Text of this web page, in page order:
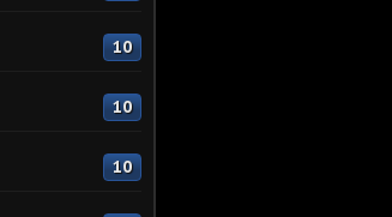
10
10
10